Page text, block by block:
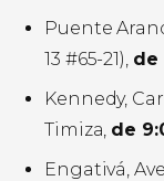
Puente
13 #65-21), de
Kennedy,
Timiza, de
Engativá,